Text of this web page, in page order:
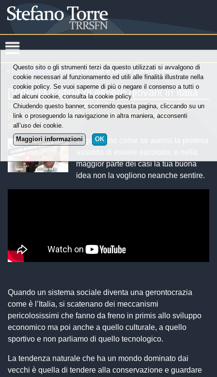
Punti di Vista » [Video] La sfiga di essere giovani in italia
[Video] La sfiga di essere giovani in italia
te la rivelan gli occhi della gente quando ti
presenti con una buona idea ma sei uno
sbarbato
Ti guardano come se avessi la pretesa
maggior parte dei casi la tua buona
idea non la vogliono neanche sentire.
Quando un sistema sociale diventa una gerontocrazia
come è l’Italia, si scatenano dei meccanismi
pericolosissimi che fanno da freno in primis allo sviluppo
economico ma poi anche a quello culturale, a quello
sportivo e non parliamo di quello tecnologico.
La tendenza naturale che ha un mondo dominato dai
vecchi è quella di tendere alla conservazione e guardare
Questo sito o gli strumenti terzi da questo utilizzati si avvalgono di
cookie necessari al funzionamento ed utili alle finalità illustrate nella
cookie policy. Se vuoi saperne di più o negare il consenso a tutti o
ad alcuni cookie, consulta la cookie policy.
Chiudendo questo banner, scorrendo questa pagina, cliccando su un
link o proseguendo la navigazione in altra maniera, acconsenti
all’uso dei cookie.
Maggiori informazioni
OK